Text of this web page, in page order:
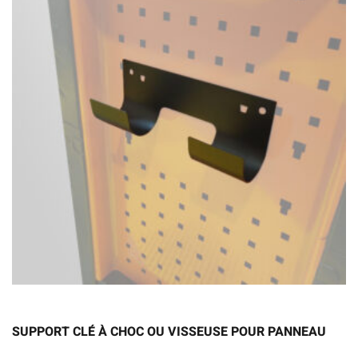
SUPPORT CLÉ À CHOC OU VISSEUSE POUR PANNEAU